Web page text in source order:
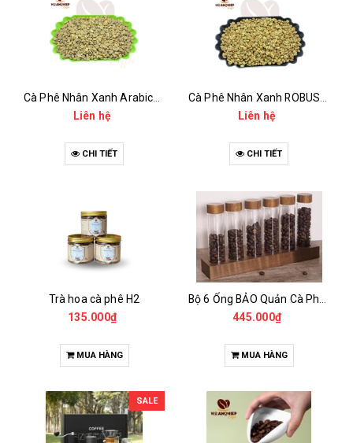
Liên hệ
CHI TIẾT
Liên hệ
CHI TIẾT
Trà hoa cà phê H2
135.000₫
MUA HÀNG
445.000₫
MUA HÀNG
SALE